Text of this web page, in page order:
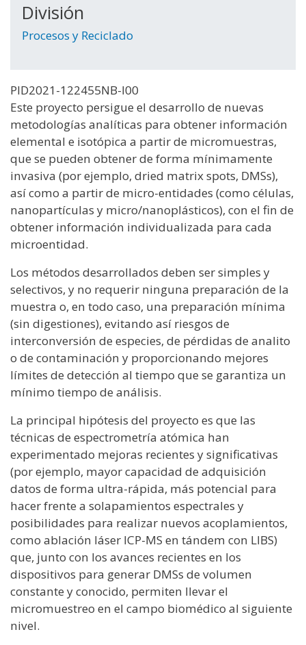
División
Procesos y Reciclado
PID2021-122455NB-I00
Este proyecto persigue el desarrollo de nuevas
metodologías analíticas para obtener información
elemental e isotópica a partir de micromuestras,
que se pueden obtener de forma mínimamente
invasiva (por ejemplo, dried matrix spots, DMSs),
así como a partir de micro-entidades (como células,
nanopartículas y micro/nanoplásticos), con el fin de
obtener información individualizada para cada
microentidad.
Los métodos desarrollados deben ser simples y
selectivos, y no requerir ninguna preparación de la
muestra o, en todo caso, una preparación mínima
(sin digestiones), evitando así riesgos de
interconversión de especies, de pérdidas de analito
o de contaminación y proporcionando mejores
límites de detección al tiempo que se garantiza un
mínimo tiempo de análisis.
La principal hipótesis del proyecto es que las
técnicas de espectrometría atómica han
experimentado mejoras recientes y significativas
(por ejemplo, mayor capacidad de adquisición
datos de forma ultra-rápida, más potencial para
hacer frente a solapamientos espectrales y
posibilidades para realizar nuevos acoplamientos,
como ablación láser ICP-MS en tándem con LIBS)
que, junto con los avances recientes en los
dispositivos para generar DMSs de volumen
constante y conocido, permiten llevar el
micromuestreo en el campo biomédico al siguiente
nivel.